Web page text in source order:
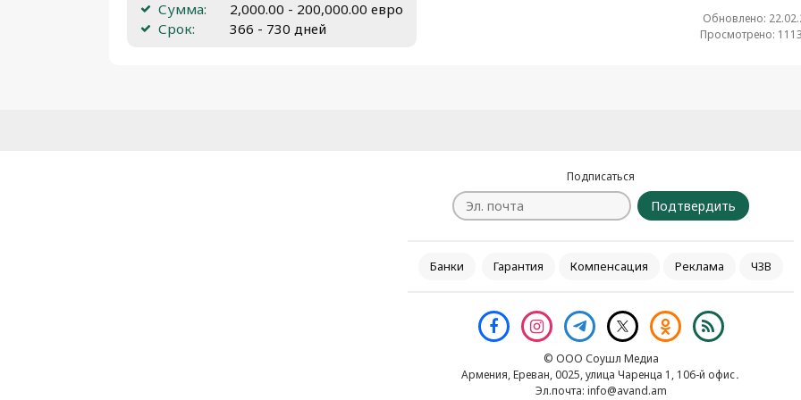
Обновлено:
Просмотрено:
Сумма:
2,000.00 - 200,000.00 евро
Срок:
366 - 730 дней
Подписаться
Подтвердить
Банки Гарантия Компенсация Реклама ЧЗВ
© ООО Соушл Медиа
Армения, Ереван, 0025, улица Чаренца 1, 106-й офис․
Эл.почта: info@avand.am